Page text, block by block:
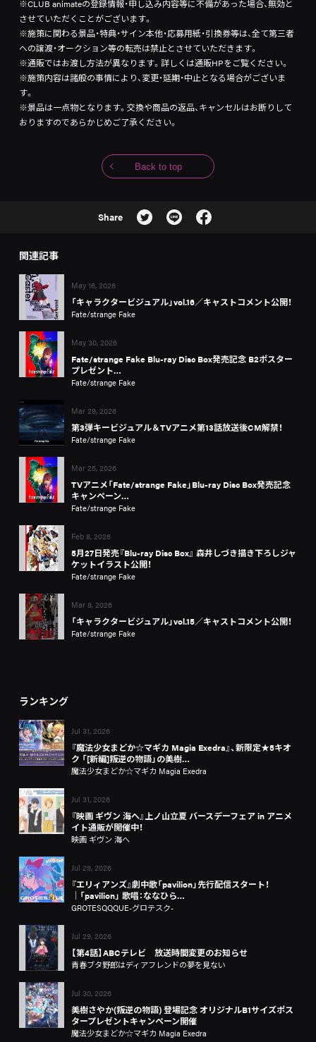
※CLUB animateの登録情報・申し込み内容等に不備があった場合、無効と
させていただくことがございます。
※施策に関わる景品・特典・サイン本他・応募用紙・引換券等は、全て第三者
への譲渡・オークション等の転売は禁止とさせていただきます。
※通販ではお渡し方法が異なります。詳しくは通販HPをご覧ください。
※施策内容は諸般の事情により、変更・延期・中止となる場合がございま
す。
※景品は一点物となります。交換や商品の返品、キャンセルはお断りして
おりますのであらかじめご了承ください。
Back to top
Share
関連記事
May 16, 2026
「キャラクタービジュアル」vol.16／キャストコメント公開！
Fate/strange Fake
May 30, 2026
Fate/strange Fake Blu-ray Disc Box発売記念 B2ポスター
プレゼント…
Fate/strange Fake
Mar 29, 2026
第3弾キービジュアル＆TVアニメ第13話放送後CM解禁！
Fate/strange Fake
Mar 25, 2026
TVアニメ「Fate/strange Fake」Blu-ray Disc Box発売記念
キャンペーン…
Fate/strange Fake
Feb 8, 2026
5月27日発売『Blu-ray Disc Box』 森井しづき描き下ろしジャ
ケットイラスト公開！
Fate/strange Fake
Mar 8, 2026
「キャラクタービジュアル」vol.15／キャストコメント公開！
Fate/strange Fake
ランキング
Jul 31, 2026
『魔法少女まどか☆マギカ Magia Exedra』、新限定★5キオ
ク 「[新編]叛逆の物語」の美樹…
魔法少女まどか☆マギカ Magia Exedra
Jul 31, 2026
『映画 ギヴン 海へ』上ノ山立夏 バースデーフェア in アニメ
イト通販が開催中！
映画 ギヴン 海へ
Jul 29, 2026
『エリィアンズ』劇中歌「pavilion」先行配信スタート！
│「pavilion」 歌唱：ななひら…
GROTESQQQUE-グロテスク-
Jul 29, 2026
【第4話】ABCテレビ 放送時間変更のお知らせ
青春ブタ野郎はディアフレンドの夢を見ない
Jul 30, 2026
美樹さやか(叛逆の物語) 登場記念 オリジナルB1サイズポス
タープレゼントキャンペーン開催
魔法少女まどか☆マギカ Magia Exedra